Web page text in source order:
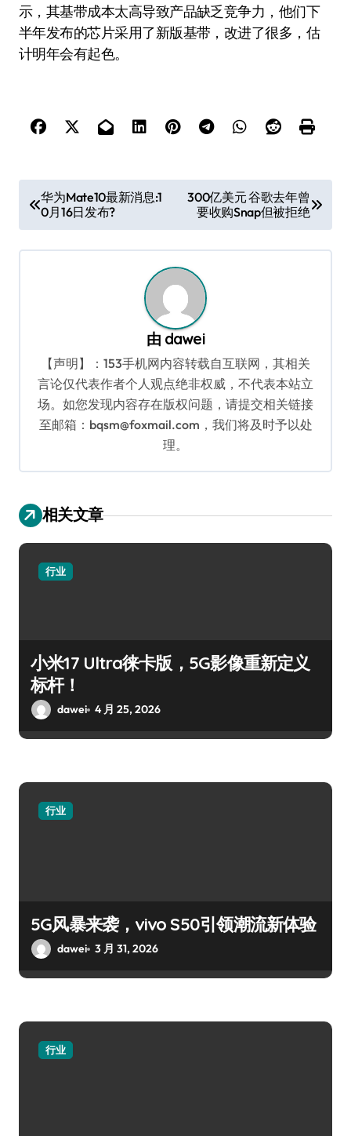
示，其基带成本太高导致产品缺乏竞争力，他们下
半年发布的芯片采用了新版基带，改进了很多，估
计明年会有起色。
章
导
华为Mate10最新消息:1
0月16日发布?
300亿美元 谷歌去年曾
要收购Snap但被拒绝
由 dawei
【声明】：153手机网内容转载自互联网，其相关
言论仅代表作者个人观点绝非权威，不代表本站立
场。如您发现内容存在版权问题，请提交相关链接
至邮箱：bqsm@foxmail.com，我们将及时予以处
理。
相关文章
行业
小米17 Ultra徕卡版，5G影像重新定义
标杆！
dawei 4 月 25, 2026
行业
5G风暴来袭，vivo S50引领潮流新体验
dawei 3 月 31, 2026
行业